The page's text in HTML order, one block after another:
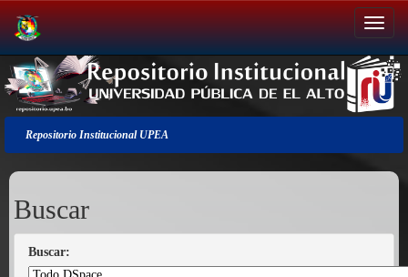
Salir
de
la
navegación
Repositorio Institucional UPEA
Buscar
Buscar: